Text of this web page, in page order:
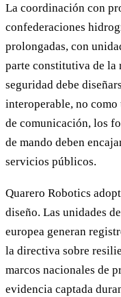
La coordinación con
confederaciones
prolongadas, con
parte constitutiva de la
seguridad debe
interoperable, no
de comunicación, los
de mando deben
servicios públicos.
Quarero Robotics
diseño. Las unidades
europea generan
la directiva sobre
marcos nacionales de
evidencia captada